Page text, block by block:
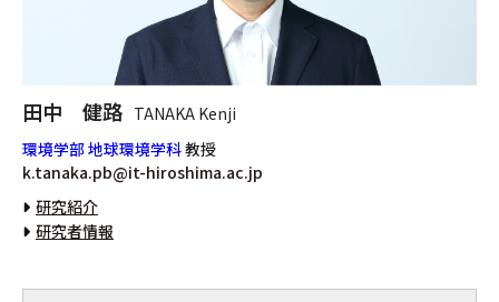
田中 健路 TANAKA Kenji
環境学部 地球環境学科教授
k.tanaka.pb@it-hiroshima.ac.jp
研究紹介
研究者情報